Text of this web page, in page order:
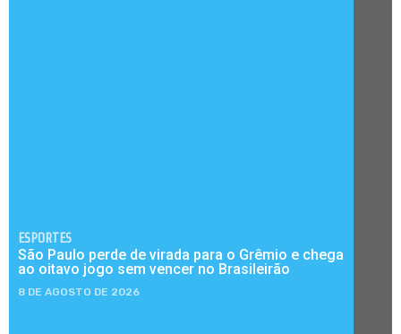
ESPORTES
São Paulo perde de virada para o Grêmio e chega
ao oitavo jogo sem vencer no Brasileirão
8 DE AGOSTO DE 2026